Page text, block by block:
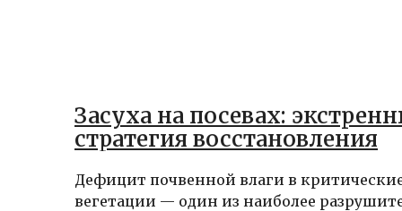
Засуха на посевах:
стратегия восстановления
Дефицит почвенной влаги в
вегетации — один из наиболее